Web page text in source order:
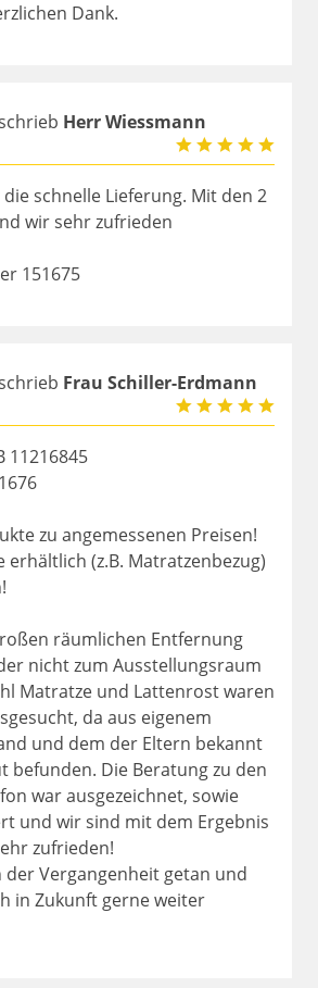
Dank.
Herr Wiessmann
schnelle Lieferung. Mit den 2
wir sehr zufrieden
151675
Frau Schiller-Erdmann
11216845
zu angemessenen Preisen!
erhältlich (z.B. Matratzenbezug)
räumlichen Entfernung
nicht zum Ausstellungsraum
Matratze und Lattenrost waren
da aus eigenem
und dem der Eltern bekannt
befunden. Die Beratung zu den
war ausgezeichnet, sowie
und wir sind mit dem Ergebnis
zufrieden!
der Vergangenheit getan und
in Zukunft gerne weiter